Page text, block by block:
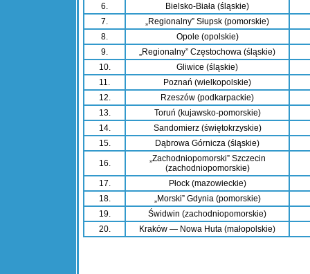
6.
Bielsko-Biała (śląskie)
7.
„Regionalny” Słupsk (pomorskie)
8.
Opole (opolskie)
9.
„Regionalny” Częstochowa (śląskie)
10.
Gliwice (śląskie)
11.
Poznań (wielkopolskie)
12.
Rzeszów (podkarpackie)
13.
Toruń (kujawsko-pomorskie)
14.
Sandomierz (świętokrzyskie)
15.
Dąbrowa Górnicza (śląskie)
16.
„Zachodniopomorski” Szczecin
(zachodniopomorskie)
17.
Płock (mazowieckie)
18.
„Morski” Gdynia (pomorskie)
19.
Świdwin (zachodniopomorskie)
20.
Kraków — Nowa Huta (małopolskie)